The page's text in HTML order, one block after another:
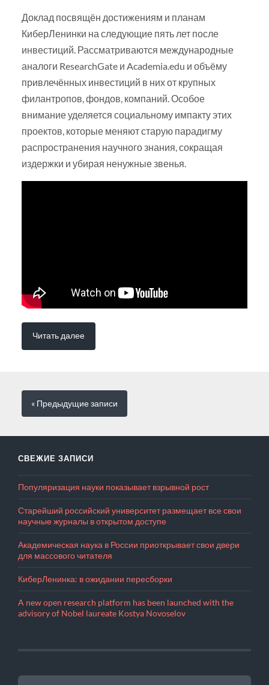
Доклад посвящён достижениям и планам
КиберЛенинки на следующие пять лет после
инвестиций. Рассматриваются международные
аналоги ResearchGate и Academia.edu и объёму
привлечённых инвестиций в них от крупных
филантропов, фондов, компаний. Особое
внимание уделяется социальному импакту этих
проектов, которые меняют старую парадигму
распространения научного знания, сокращая
издержки и убирая ненужные звенья.
Читать далее
« Предыдущиезаписи
СВЕЖИЕ ЗАПИСИ
Популяризация науки показывает взрывной рост
Старейший российский университет размещает все свои
научные журналы в открытом доступе
Академическая наука в России приоткрывает свои двери
для массового читателя
КиберЛенинка: в ожидании пересборки
A new open research platform has been launched with the
advisory of Nobel laureate Kostya Novoselov
НАЙТИ: